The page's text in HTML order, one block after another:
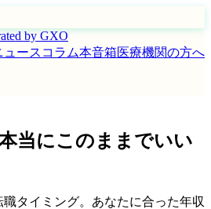
by GXO
ュース コラム本音箱医療機関の方へ
当にこのままでいい
タイミング。あなたに合った年収